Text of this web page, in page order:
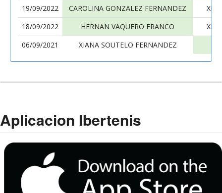
19/09/2022
CAROLINA GONZALEZ FERNANDEZ
18/09/2022
HERNAN VAQUERO FRANCO
06/09/2021
XIANA SOUTELO FERNANDEZ
Aplicacion Ibertenis